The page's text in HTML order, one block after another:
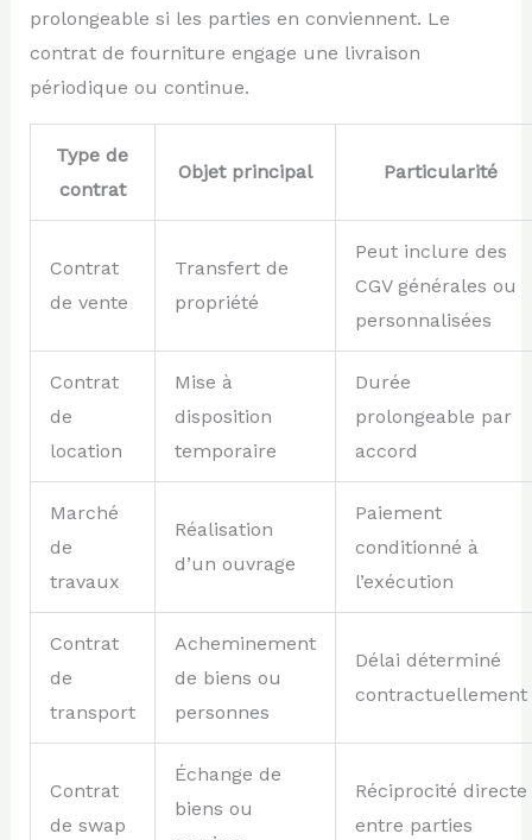
prolongeable si les parties en conviennent. Le
contrat de fourniture engage une livraison
périodique ou continue.
Type de
contrat
Objet principal Particularité
Contrat
de vente
Transfert de
propriété
Peut inclure des
CGV générales ou
personnalisées
Contrat
de
location
Mise à
disposition
temporaire
Durée
prolongeable par
accord
Marché
de
travaux
Réalisation
d’un ouvrage
Paiement
conditionné à
l’exécution
Contrat
de
transport
Acheminement
de biens ou
personnes
Délai déterminé
contractuellement
Contrat
de swap
Échange de
biens ou
Réciprocité directe
entre parties